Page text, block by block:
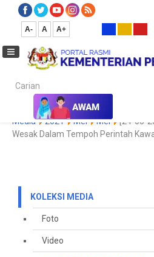
A- A A+
Carian...
Laman Utama Media Koleksi
Media
2021 Mei Mei
[24-05-
Wesak Dalam Tempoh Perintah
KOLEKSI MEDIA
Foto
Video